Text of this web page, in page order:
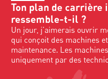
Ton plan de carrière
ressemble-t-il ?
Un jour, j’aimerais ouvrir
qui conçoit des machines
maintenance. Les
uniquement par des